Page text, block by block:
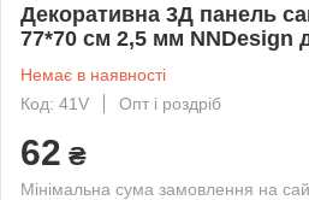
Декоративна 3Д панель
77*70 см 2,5 мм NNDesign
Немає в наявності
Код: 41V
Опт і роздріб
62 ₴
Мінімальна сума замовлення на